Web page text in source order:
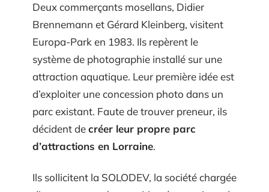
Deux commerçants mosellans, Didier
Brennemann et Gérard Kleinberg, visitent
Europa-Park en 1983. Ils repèrent le
système de photographie installé sur une
attraction aquatique. Leur première idée est
d’exploiter une concession photo dans un
parc existant. Faute de trouver preneur, ils
décident decréer leur propre parc
d’attractions en Lorraine.
Ils sollicitent la SOLODEV, la société chargée